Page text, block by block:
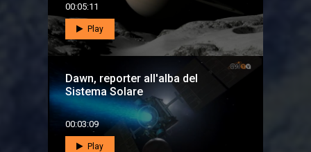
00:05:11
Play
Dawn, reporter all'alba del
Sistema Solare
00:03:09
Play